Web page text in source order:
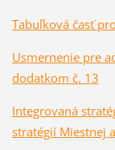
Tabuľková časť
Usmernenie pre
dodatkom č. 13
Integrovaná
stratégií Miestnej